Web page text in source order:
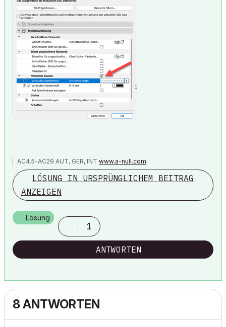
AC4.5-AC29 AUT, GER, INT www.a-null.com
LÖSUNG IN URSPRÜNGLICHEM BEITRAG
ANZEIGEN
Lösung
1
ANTWORTEN
8 ANTWORTEN